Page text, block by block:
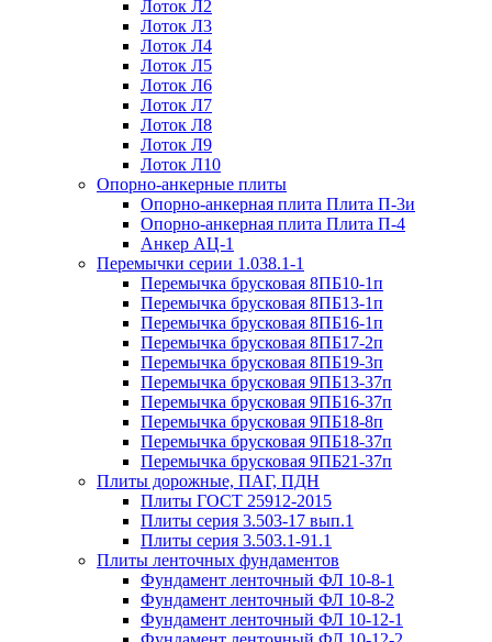
Лоток Л2
Лоток Л3
Лоток Л4
Лоток Л5
Лоток Л6
Лоток Л7
Лоток Л8
Лоток Л9
Лоток Л10
Опорно-анкерные плиты
Опорно-анкерная плита Плита П-3и
Опорно-анкерная плита Плита П-4
Анкер АЦ-1
Перемычки серии 1.038.1-1
Перемычка брусковая 8ПБ10-1п
Перемычка брусковая 8ПБ13-1п
Перемычка брусковая 8ПБ16-1п
Перемычка брусковая 8ПБ17-2п
Перемычка брусковая 8ПБ19-3п
Перемычка брусковая 9ПБ13-37п
Перемычка брусковая 9ПБ16-37п
Перемычка брусковая 9ПБ18-8п
Перемычка брусковая 9ПБ18-37п
Перемычка брусковая 9ПБ21-37п
Плиты дорожные, ПАГ, ПДН
Плиты ГОСТ 25912-2015
Плиты серия 3.503-17 вып.1
Плиты серия 3.503.1-91.1
Плиты ленточных фундаментов
Фундамент ленточный ФЛ 10-8-1
Фундамент ленточный ФЛ 10-8-2
Фундамент ленточный ФЛ 10-12-1